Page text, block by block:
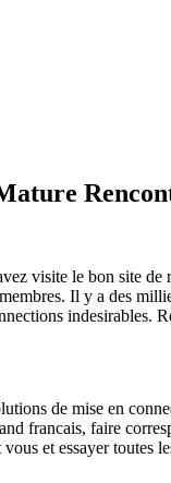
visite le bon site
Il y a des
indesirables.
de mise en
francais, faire
et essayer toutes